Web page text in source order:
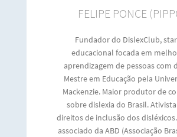
FELIPE PONCE
Fundador do DislexClub,
educacional focada em
aprendizagem de pessoas com
Mestre em Educação pela
Mackenzie. Maior produtor de
sobre dislexia do Brasil.
direitos de inclusão dos
associado da ABD (Associação